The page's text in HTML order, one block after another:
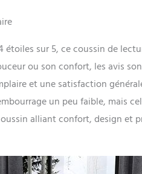
sur 5, ce coussin de
ou son confort, les avis
et une satisfaction
un peu faible, mais
alliant confort, design